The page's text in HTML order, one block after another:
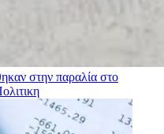
στην παραλία στο